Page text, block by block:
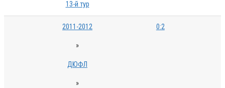
13-й тур
2011-2012
»
ДЮФЛ
»
0:2